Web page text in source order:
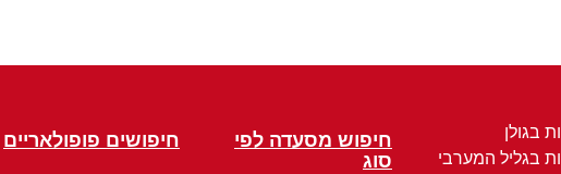
בגולן
בגליל המערבי
חיפוש מסעדה לפי
סוג
חיפושים פופולאריים